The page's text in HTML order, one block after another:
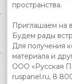
пространства.
Приглашаем на
Будем рады
Для получения
материала и
ООО «Русская
ruspanel.ru, 8